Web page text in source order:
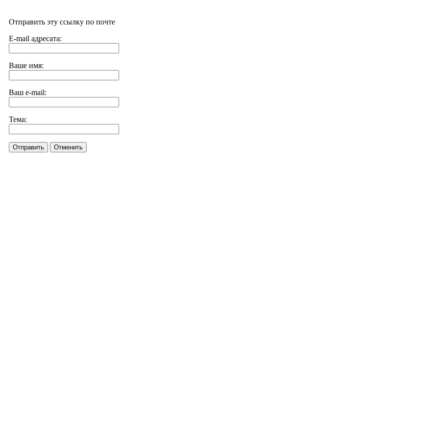
Отправить эту ссылку по почте
E-mail адресата:
Ваше имя:
Ваш e-mail:
Тема:
Отправить Отменить